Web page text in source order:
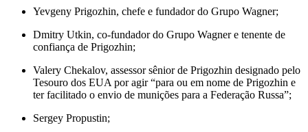
Yevgeny Prigozhin, chefe e fundador do Grupo Wagner;
Dmitry Utkin, co-fundador do Grupo Wagner e tenente de
confiança de Prigozhin;
Valery Chekalov, assessor sênior de Prigozhin designado pelo
Tesouro dos EUA por agir “para ou em nome de Prigozhin e
ter facilitado o envio de munições para a Federação Russa”;
Sergey Propustin;